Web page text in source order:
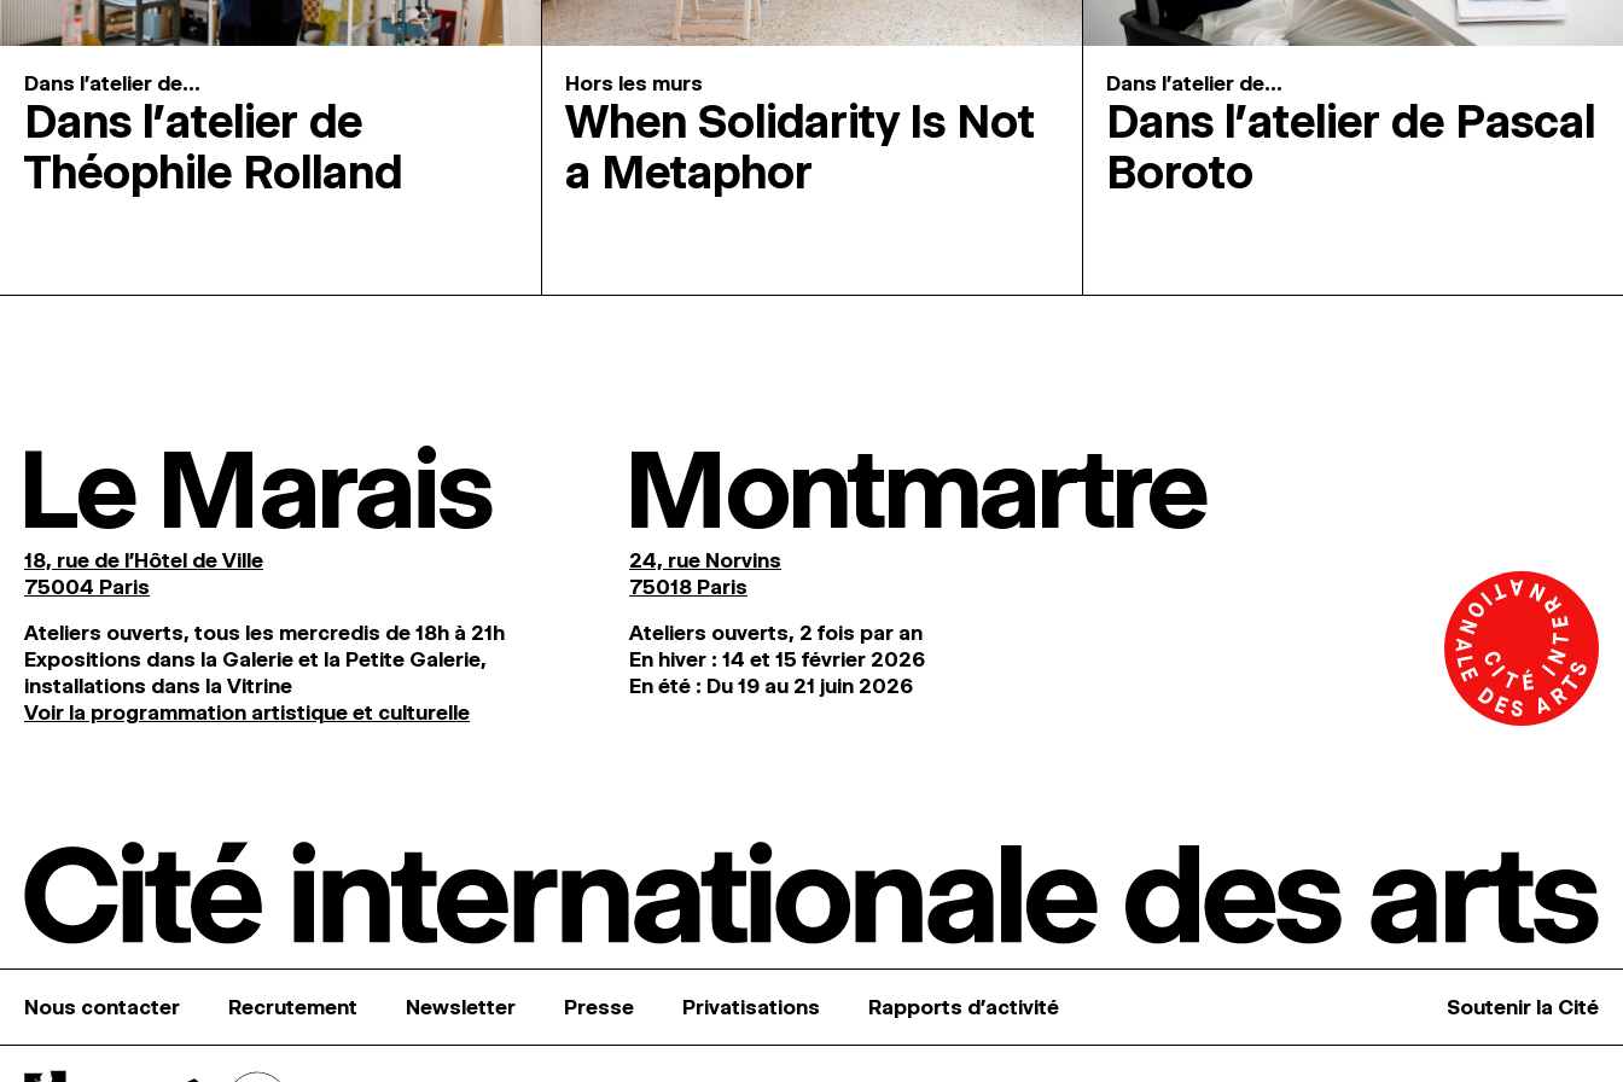
Dans l'atelier de...
Dans l’atelier de
Théophile Rolland
Hors les murs
When Solidarity Is Not
a Metaphor
Dans l'atelier de...
Dans l’atelier de Pascal
Boroto
Le Marais
18, rue de l'Hôtel de Ville
75004 Paris
Ateliers ouverts, tous les mercredis de 18h à 21h
Expositions dans la Galerie et la Petite Galerie,
installations dans la Vitrine
Voir la programmation artistique et culturelle
Montmartre
24, rue Norvins
75018 Paris
Ateliers ouverts, 2 fois par an
En hiver : 14 et 15 février 2026
En été : Du 19 au 21 juin 2026
Nous contacter Recrutement Newsletter Presse Privatisations Rapports d’activité Soutenir la Cité